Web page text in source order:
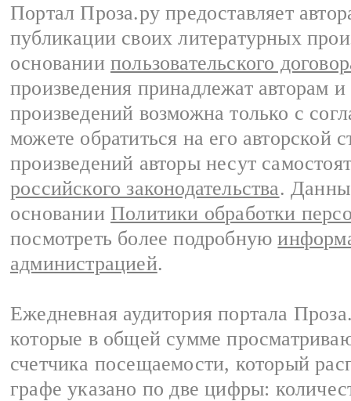
Портал Проза.ру предоставляет
публикации своих литературных
основании пользовательского
произведения принадлежат авторам
произведений возможна только с
можете обратиться на его авторской
произведений авторы несут
российского законодательства.
основании Политики обработки
посмотреть более подробную
администрацией.
Ежедневная аудитория портала
которые в общей сумме
счетчика посещаемости, который
графе указано по две цифры: